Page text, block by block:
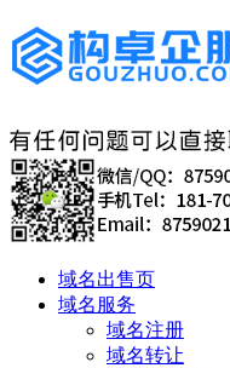
域名出售页
域名服务
域名注册
域名转让